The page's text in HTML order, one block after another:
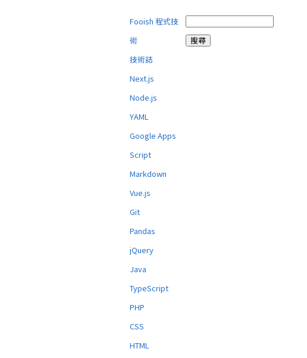
Fooish 程式技
術
技術誌
Next.js
Node.js
YAML
Google Apps
Script
Markdown
Vue.js
Git
Pandas
jQuery
Java
TypeScript
PHP
CSS
HTML